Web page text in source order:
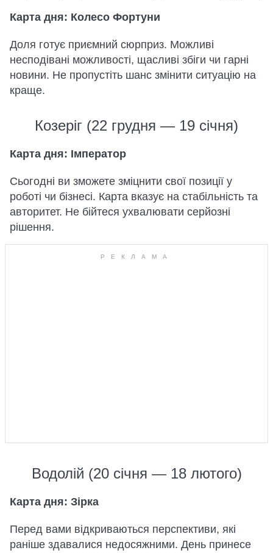
Карта дня: Колесо Фортуни
Доля готує приємний сюрприз. Можливі
несподівані можливості, щасливі збіги чи гарні
новини. Не пропустіть шанс змінити ситуацію на
краще.
Козеріг (22 грудня — 19 січня)
Карта дня: Імператор
Сьогодні ви зможете зміцнити свої позиції у
роботі чи бізнесі. Карта вказує на стабільність та
авторитет. Не бійтеся ухвалювати серйозні
рішення.
Водолій (20 січня — 18 лютого)
Карта дня: Зірка
Перед вами відкриваються перспективи, які
раніше здавалися недосяжними. День принесе